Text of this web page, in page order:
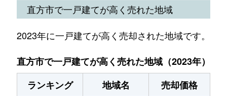
直方市で一戸建てが高く売れた地域
2023年に一戸建てが高く売却された地域です。
直方市で一戸建てが高く売れた地域（2023年）
ランキング
地域名
売却価格